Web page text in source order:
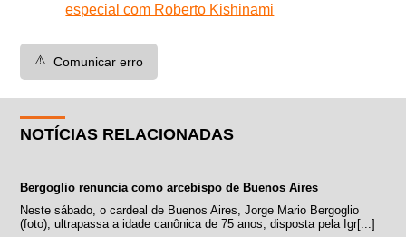
especial com Roberto Kishinami
⚠️ Comunicar erro
NOTÍCIAS RELACIONADAS
Bergoglio renuncia como arcebispo de Buenos Aires
Neste sábado, o cardeal de Buenos Aires, Jorge Mario Bergoglio
(foto), ultrapassa a idade canônica de 75 anos, disposta pela Igr[...]